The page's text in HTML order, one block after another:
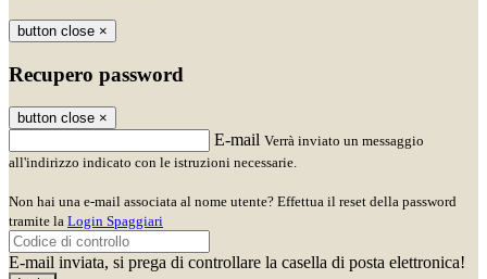
button close ×
Recupero password
button close ×
E-mail Verrà inviato un messaggio
all'indirizzo indicato con le istruzioni necessarie.
Non hai una e-mail associata al nome utente? Effettua il reset della password
tramite la Login Spaggiari
E-mail inviata, si prega di controllare la casella di posta elettronica!